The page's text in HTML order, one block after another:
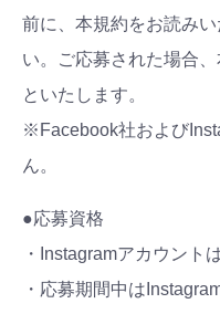
前に、本規約をお読み
い。ご応募された場合
といたします。
※Facebook社および
ん。
●応募資格
・Instagramアカウント
・応募期間中は